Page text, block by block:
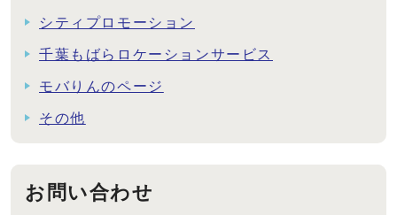
シティプロモーション
千葉もばらロケーションサービス
モバりんのページ
その他
お問い合わせ